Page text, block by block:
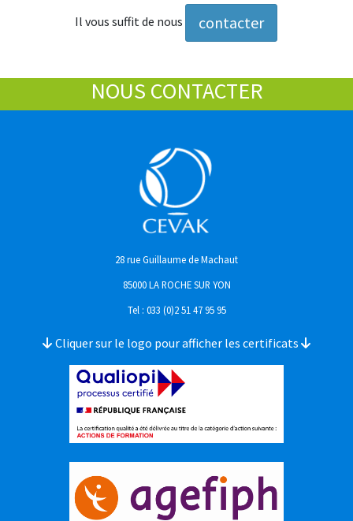
Il vous suffit de nous contacter
NOUS CONTACTER
28 rue Guillaume de Machaut
85000 LA ROCHE SUR YON
Tel : 033 (0)2 51 47 95 95
Cliquer sur le logo pour afficher les certificats